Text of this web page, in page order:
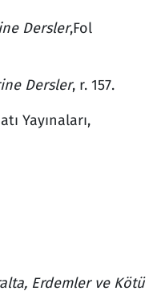
Dersler,Fol
Dersler, r. 157.
Yayınaları,
Erdemler ve Kötü